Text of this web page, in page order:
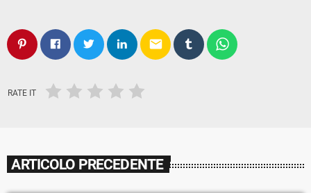
email
RATE IT
ARTICOLO PRECEDENTE